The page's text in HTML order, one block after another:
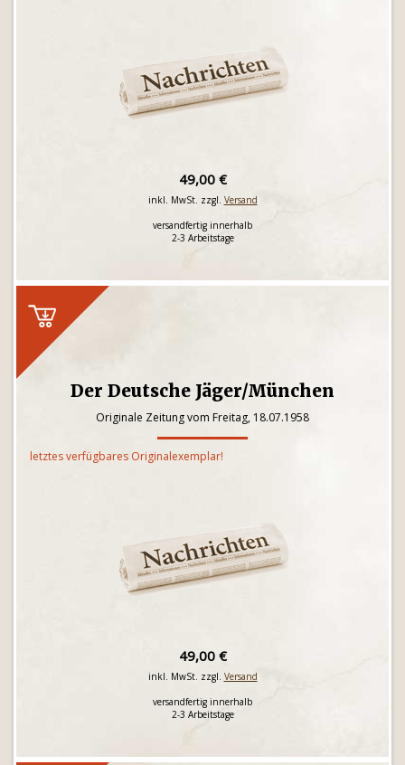
49,00 €
inkl. MwSt. zzgl. Versand
versandfertig innerhalb
2-3 Arbeitstage
Der Deutsche Jäger/München
Originale Zeitung vom Freitag, 18.07.1958
letztes verfügbares Originalexemplar!
49,00 €
inkl. MwSt. zzgl. Versand
versandfertig innerhalb
2-3 Arbeitstage